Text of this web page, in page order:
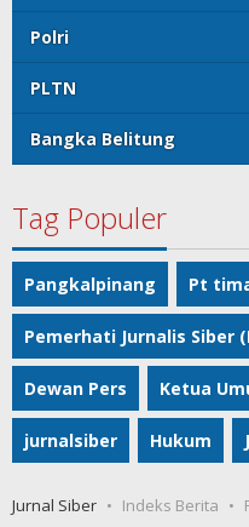
Polri
PLTN
Bangka Belitung
Tag Populer
Pangkalpinang Pt
Pemerhati Jurnalis Siber
Dewan Pers Ketua
jurnalsiber Hukum
Jurnal Siber Indeks Berita